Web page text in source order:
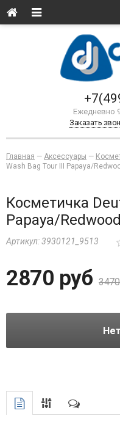
Ежедневно
Заказать
Главная — Аксессуары —
Wash Bag Tour III Papaya/
Косметичка
Papaya/Redwood
Артикул:3930121_9513
2870 руб